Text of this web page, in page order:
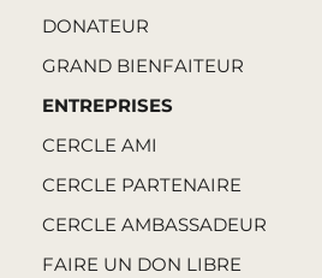
DONATEUR
GRAND BIENFAITEUR
ENTREPRISES
CERCLE AMI
CERCLE PARTENAIRE
CERCLE AMBASSADEUR
FAIRE UN DON LIBRE